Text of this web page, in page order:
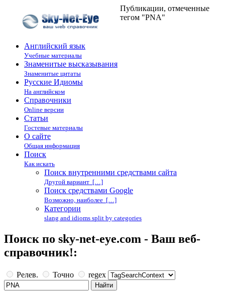
Публикации, отмеченные
тегом "PNA"
Английский язык
Учебные материалы
Знаменитые высказывания
Знаменитые цитаты
Русские Идиомы
На английском
Справочники
Online версии
Статьи
Гостевые материалы
О сайте
Общая информация
Поиск
Как искать
Поиск внутренними средствами сайта
Другой вариант […]
Поиск средствами Google
Возможно, наиболее […]
Категории
slang and idioms split by categories
Поиск по sky-net-eye.com - Ваш веб-
справочник!:
Релев. Точно regex